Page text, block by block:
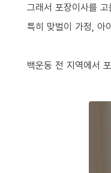
그래서 포장이사를
특히 맞벌이 가정, 아
백운동 전 지역에서